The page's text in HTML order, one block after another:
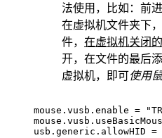
法使用，比如：前
在虚拟机文件夹下
件， 在虚拟机关闭
开，在文件的最后
虚拟机，即可使用
mouse.vusb.enable =
usb.generic.allowHID =